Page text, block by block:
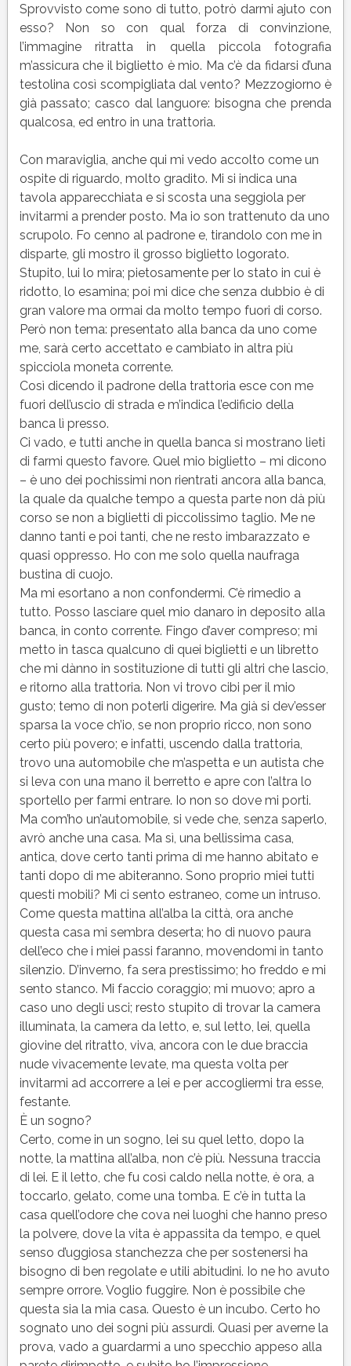
Sprovvisto come sono di tutto, potrò darmi ajuto con
esso? Non so con qual forza di convinzione,
l’immagine ritratta in quella piccola fotografia
m’assicura che il biglietto è mio. Ma c’è da fidarsi d’una
testolina così scompigliata dal vento? Mezzogiorno è
già passato; casco dal languore: bisogna che prenda
qualcosa, ed entro in una trattoria.
Con maraviglia, anche qui mi vedo accolto come un
ospite di riguardo, molto gradito. Mi si indica una
tavola apparecchiata e si scosta una seggiola per
invitarmi a prender posto. Ma io son trattenuto da uno
scrupolo. Fo cenno al padrone e, tirandolo con me in
disparte, gli mostro il grosso biglietto logorato.
Stupito, lui lo mira; pietosamente per lo stato in cui è
ridotto, lo esamina; poi mi dice che senza dubbio è di
gran valore ma ormai da molto tempo fuori di corso.
Però non tema: presentato alla banca da uno come
me, sarà certo accettato e cambiato in altra più
spicciola moneta corrente.
Così dicendo il padrone della trattoria esce con me
fuori dell’uscio di strada e m’indica l’edificio della
banca lì presso.
Ci vado, e tutti anche in quella banca si mostrano lieti
di farmi questo favore. Quel mio biglietto – mi dicono
– è uno dei pochissimi non rientrati ancora alla banca,
la quale da qualche tempo a questa parte non dà più
corso se non a biglietti di piccolissimo taglio. Me ne
danno tanti e poi tanti, che ne resto imbarazzato e
quasi oppresso. Ho con me solo quella naufraga
bustina di cuojo.
Ma mi esortano a non confondermi. C’è rimedio a
tutto. Posso lasciare quel mio danaro in deposito alla
banca, in conto corrente. Fingo d’aver compreso; mi
metto in tasca qualcuno di quei biglietti e un libretto
che mi dànno in sostituzione di tutti gli altri che lascio,
e ritorno alla trattoria. Non vi trovo cibi per il mio
gusto; temo di non poterli digerire. Ma già si dev’esser
sparsa la voce ch’io, se non proprio ricco, non sono
certo più povero; e infatti, uscendo dalla trattoria,
trovo una automobile che m’aspetta e un autista che
si leva con una mano il berretto e apre con l’altra lo
sportello per farmi entrare. Io non so dove mi porti.
Ma com’ho un’automobile, si vede che, senza saperlo,
avrò anche una casa. Ma sì, una bellissima casa,
antica, dove certo tanti prima di me hanno abitato e
tanti dopo di me abiteranno. Sono proprio miei tutti
questi mobili? Mi ci sento estraneo, come un intruso.
Come questa mattina all’alba la città, ora anche
questa casa mi sembra deserta; ho di nuovo paura
dell’eco che i miei passi faranno, movendomi in tanto
silenzio. D’inverno, fa sera prestissimo; ho freddo e mi
sento stanco. Mi faccio coraggio; mi muovo; apro a
caso uno degli usci; resto stupito di trovar la camera
illuminata, la camera da letto, e, sul letto, lei, quella
giovine del ritratto, viva, ancora con le due braccia
nude vivacemente levate, ma questa volta per
invitarmi ad accorrere a lei e per accogliermi tra esse,
festante.
È un sogno?
Certo, come in un sogno, lei su quel letto, dopo la
notte, la mattina all’alba, non c’è più. Nessuna traccia
di lei. E il letto, che fu così caldo nella notte, è ora, a
toccarlo, gelato, come una tomba. E c’è in tutta la
casa quell’odore che cova nei luoghi che hanno preso
la polvere, dove la vita è appassita da tempo, e quel
senso d’uggiosa stanchezza che per sostenersi ha
bisogno di ben regolate e utili abitudini. Io ne ho avuto
sempre orrore. Voglio fuggire. Non è possibile che
questa sia la mia casa. Questo è un incubo. Certo ho
sognato uno dei sogni più assurdi. Quasi per averne la
prova, vado a guardarmi a uno specchio appeso alla